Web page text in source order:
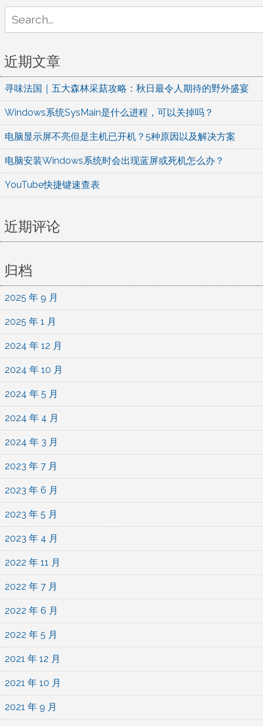
机
国
和
父
母
一
起
的
需
要
for:
近期文章
寻味法国｜五大森林采菇攻略：秋日最令人期待的野外盛宴
Windows系统SysMain是什么进程，可以关掉吗？
电脑显示屏不亮但是主机已开机？5种原因以及解决方案
电脑安装Windows系统时会出现蓝屏或死机怎么办？
YouTube快捷键速查表
近期评论
归档
2025 年 9 月
2025 年 1 月
2024 年 12 月
2024 年 10 月
2024 年 5 月
2024 年 4 月
2024 年 3 月
2023 年 7 月
2023 年 6 月
2023 年 5 月
2023 年 4 月
2022 年 11 月
2022 年 7 月
2022 年 6 月
2022 年 5 月
2021 年 12 月
2021 年 10 月
2021 年 9 月